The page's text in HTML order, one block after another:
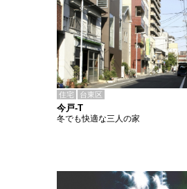
住宅 台東区
今戸-T
冬でも快適な三人の家